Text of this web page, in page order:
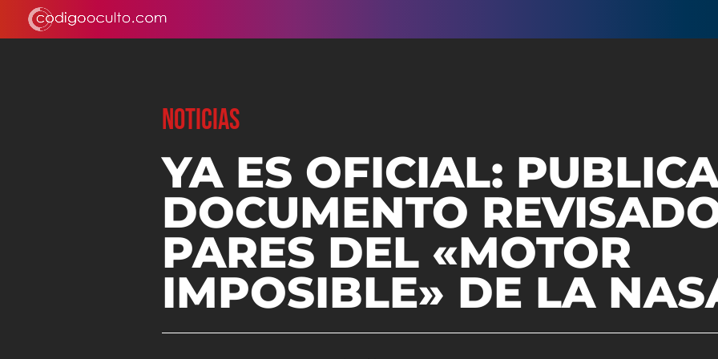
NOTICIAS
YA ES OFICIAL:
DOCUMENTO
PARES DEL «MOTOR
IMPOSIBLE» DE LA